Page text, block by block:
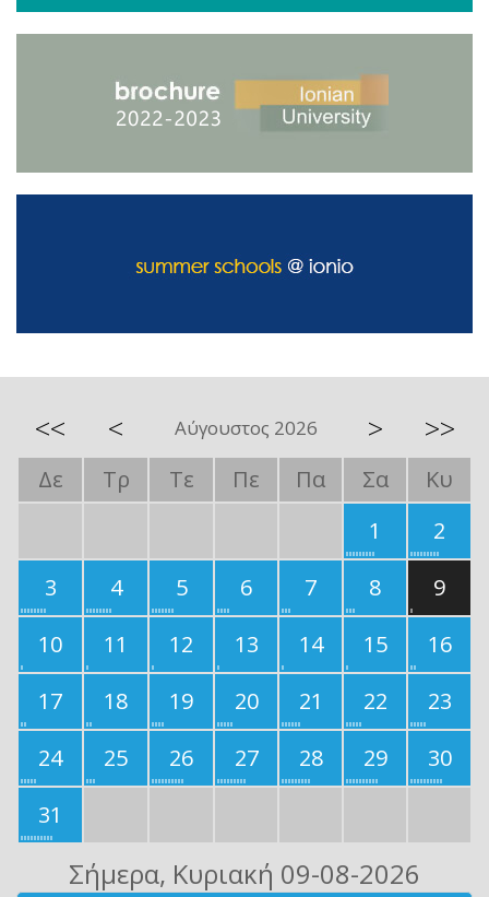
<< < Αύγουστος 2026 > >>
Δε Τρ Τε Πε Πα Σα
Κυ
1
2
3
4 5 6 7 8
9
10
11 12 13 14 15
16
17
18 19 20 21 22
23
24
25 26 27 28 29
30
31
Σήμερα, Κυριακή 09-08-2026